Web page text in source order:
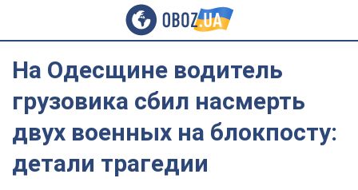
На Одесщине водитель
грузовика сбил насмерть
двух военных на блокпосту:
детали трагедии